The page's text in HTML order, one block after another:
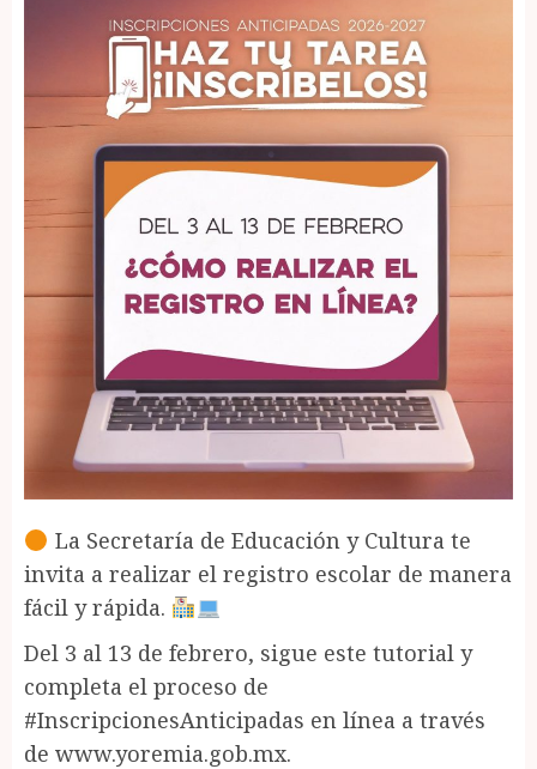
La Secretaría de Educación y Cultura te
invita a realizar el registro escolar de manera
fácil y rápida.
Del 3 al 13 de febrero, sigue este tutorial y
completa el proceso de
#InscripcionesAnticipadas en línea a través
de www.yoremia.gob.mx.